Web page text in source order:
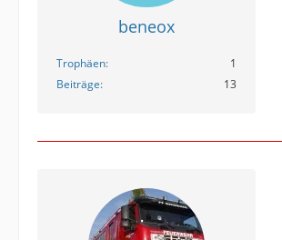
beneox
Trophäen
1
Beiträge
13